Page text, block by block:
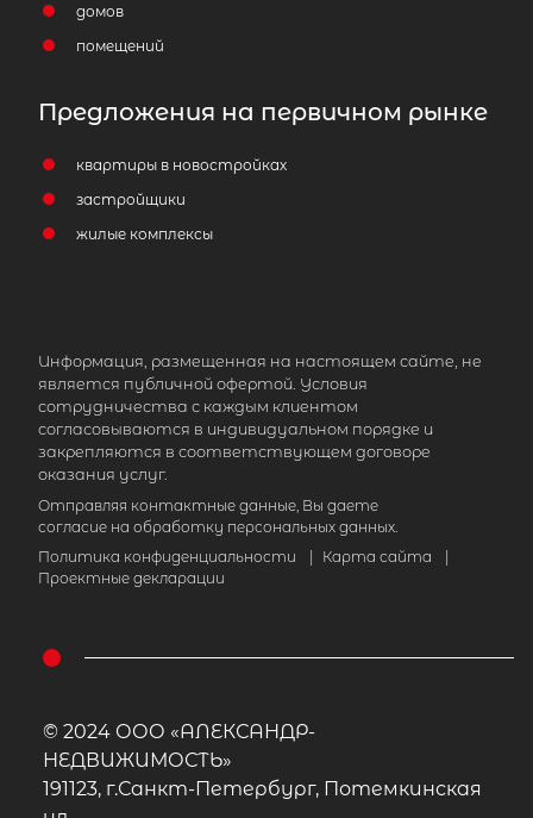
домов
помещений
Предложения на первичном рынке
квартиры в новостройках
застройщики
жилые комплексы
Информация, размещенная на настоящем сайте, не
является публичной офертой. Условия
сотрудничества с каждым клиентом
согласовываются в индивидуальном порядке и
закрепляются в соответствующем договоре
оказания услуг.
Отправляя контактные данные, Вы даете
согласие на обработку персональных данных.
Политика конфиденциальности
Карта сайта
Проектные декларации
© 2024 ООО «АЛЕКСАНДР-
НЕДВИЖИМОСТЬ»
191123, г.Санкт-Петербург, Потемкинская